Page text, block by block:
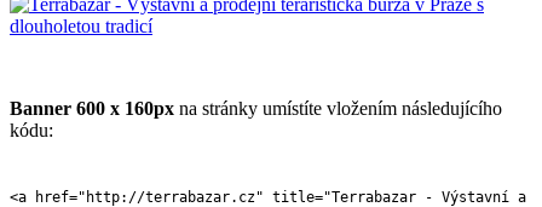
Banner 600 x 160px na stránky umístíte vložením následujícího
kódu:
<a href="http://terrabazar.cz" title="Terrabazar - Výstavní a